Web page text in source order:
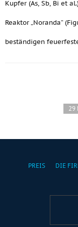
Kupfer (As, Sb, Bi et
Reaktor „Noranda“
beständigen
29
PREIS DIE